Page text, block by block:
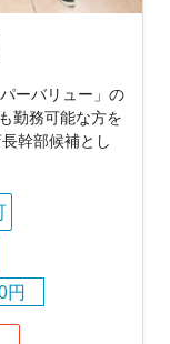
ーバリュー」の
勤務可能な方を
幹部候補とし
円